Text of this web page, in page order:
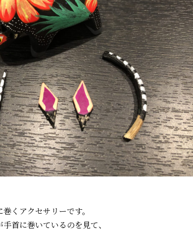
くアクセサリーです。
首に巻いているのを見て、